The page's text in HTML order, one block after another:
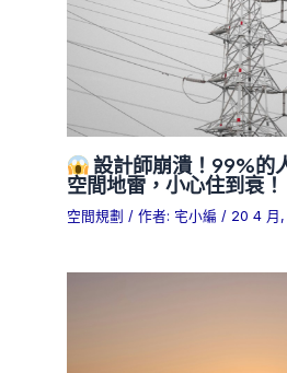
設計師崩潰！99%的
空間地雷，小心住到衰！
空間規劃 / 作者: 宅小編/ 20 4 月